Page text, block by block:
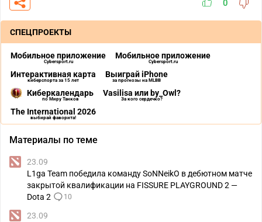
0
СПЕЦПРОЕКТЫ
Мобильное приложение
Cybersport.ru
Мобильное приложение
Cybersport.ru
Интерактивная карта
киберспорта за 15 лет
Выиграй iPhone
за прогнозы на MLBB
Киберкалендарь
по Миру Танков
Vasilisa или by_Owl?
За кого сердечко?
The International 2026
выбирай фаворита!
Материалы по теме
23.09
L1ga Team победила команду SoNNeikO в дебютном матче
закрытой квалификации на FISSURE PLAYGROUND 2 —
Dota 2
10
23.09